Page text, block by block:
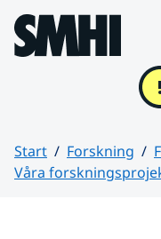
Hoppa till sidans innehåll
Start Forskning
Våra